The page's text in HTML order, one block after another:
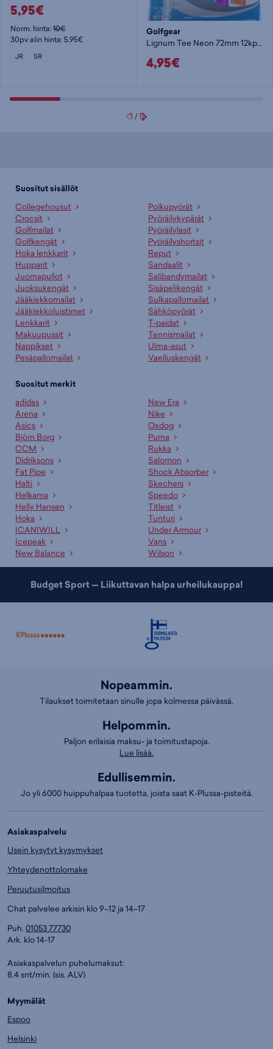
5,95€
Norm. hinta:10€
30pv alin hinta: 5,95€
JR SR
Golfgear
Lignum Tee Neon 72mm 12kpl/pkt
4,95€
1 /5
Suositut sisällöt
Collegehousut
Crocsit
Golfmailat
Golfkengät
Hoka lenkkarit
Hupparit
Juomapullot
Juoksukengät
Jääkiekkomailat
Jääkiekkoluistimet
Lenkkarit
Makuupussit
Nappikset
Pesäpallomailat
Polkupyörät
Pyöräilykypärät
Pyöräilylasit
Pyöräilyshortsit
Reput
Sandaalit
Salibandymailat
Sisäpelikengät
Sulkapallomailat
Sähköpyörät
T-paidat
Tennismailat
Uima-asut
Vaelluskengät
Suositut merkit
adidas
Arena
Asics
Björn Borg
CCM
Didriksons
Fat Pipe
Halti
Helkama
Helly Hansen
Hoka
ICANIWILL
Icepeak
New Balance
New Era
Nike
Oxdog
Puma
Rukka
Salomon
Shock Absorber
Skechers
Speedo
Titleist
Tunturi
Under Armour
Vans
Wilson
Budget Sport — Liikuttavan halpa urheilukauppa!
Nopeammin.
Tilaukset toimitetaan sinulle jopa kolmessa päivässä.
Helpommin.
Paljon erilaisia maksu- ja toimitustapoja.
Lue lisää.
Edullisemmin.
Jo yli 6000 huippuhalpaa tuotetta, joista saat K-Plussa-pisteitä.
Asiakaspalvelu
Usein kysytyt kysymykset
Yhteydenottolomake
Peruutusilmoitus
Chat palvelee arkisin klo 9–12 ja 14–17
Puh. 01053 77730
Ark. klo 14-17
Asiakaspalvelun puhelumaksut:
8,4 snt/min. (sis. ALV)
Myymälät
Espoo
Helsinki